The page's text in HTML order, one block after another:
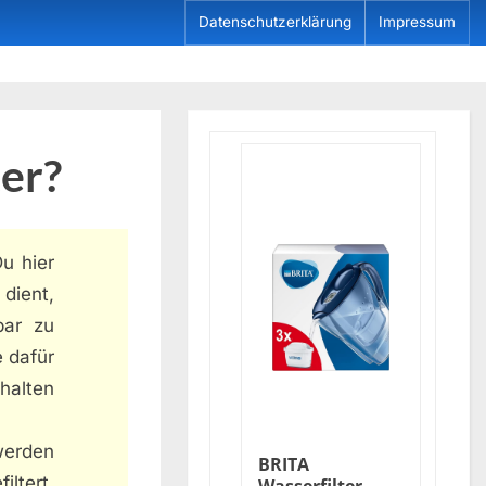
Datenschutzerklärung Impressum
hier
zu
dafür
BRITA